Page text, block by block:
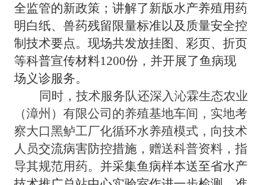
全监管的新政策 ； 讲解了新版水产养殖用药
明白纸、兽药残留限量标准以及质量安全控
制技术要点。现场共发放挂图、彩页、折页
等科普宣传材料1200份， 并开展了鱼病现
场义诊服务。
同时 ，技术服务队还深入沁霖生态农业
（漳州）有限公司的养殖基地车间，实地考
察大口黑鲈工厂化循环水养殖模式，向技术
人员交流病害防控措施， 赠送科普资料，指
导其规范用药。 并采集鱼病样本送至省水产